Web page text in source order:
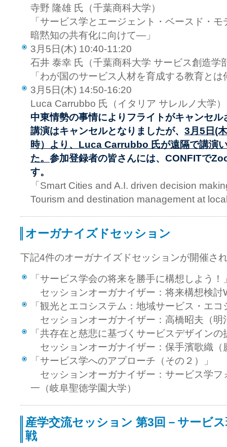
寺野 隆雄 氏（千葉商科大学）
「サービス学とエージェント・ベースド・
暗黙知の共有化に向けて―」
3月5日(木) 10:40-11:20
石井 泰幸 氏（千葉商科大学 サービス創造学
「わが国のサービス人材を育成する教育とは
3月5日(木) 14:50-16:20
Luca Carrubbo 氏（イタリア サレルノ大学）
中東情勢の事情によりフライトがキャンセ
講演はキャンセルとなりましたが、 3月5日(
時）より、Luca Carrubbo 氏が遠隔で講演
た。 参加登録者の皆さんには、CONFITで
す。
「Smart Cities and A.I. driven decision
Tourism and destination management at
オーガナイズドセッション
下記4件のオーガナイズドセッションが開催さ
「サービス学会の将来を勝手に構想しよう！
セッションオーガナイザー：将来構想検討
「観光とエコシステム：地域サービス・エ
セッションオーガナイザー：高橋昭夫（明
「共存在と慈悲に基づくサービスデザインの
セッションオーガナイザー：保手濱歌織（
「サービス学へのアプローチ（その２）」
セッションオーガナイザー：サービス学フ
一（岐阜聖徳学園大学）
産学交流セッション 第3回－サービ
戦